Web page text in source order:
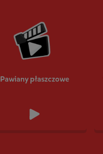
Pawiany płaszczowe